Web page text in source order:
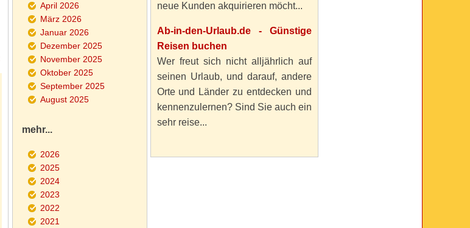
neue Kunden akquirieren möcht...
Ab-in-den-Urlaub.de - Günstige
Reisen buchen
Wer freut sich nicht alljährlich auf
seinen Urlaub, und darauf, andere
Orte und Länder zu entdecken und
kennenzulernen? Sind Sie auch ein
sehr reise...
April 2026
März 2026
Januar 2026
Dezember 2025
November 2025
Oktober 2025
September 2025
August 2025
mehr...
2026
2025
2024
2023
2022
2021